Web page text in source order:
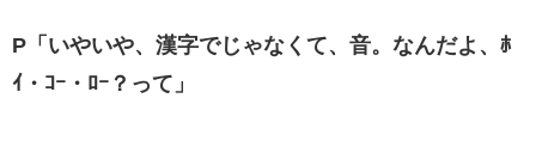
P「いやいや、漢字でじゃなくて、音。なんだよ、ﾎ
ｲ・ｺｰ・ﾛｰ？って」